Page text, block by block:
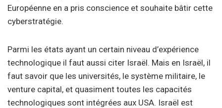
Européenne en a pris conscience et souhaite bâtir cette
cyberstratégie.
Parmi les états ayant un certain niveau d’expérience
technologique il faut aussi citer Israël. Mais en Israël, il
faut savoir que les universités, le système militaire, le
venture capital, et quasiment toutes les capacités
technologiques sont intégrées aux USA. Israël est